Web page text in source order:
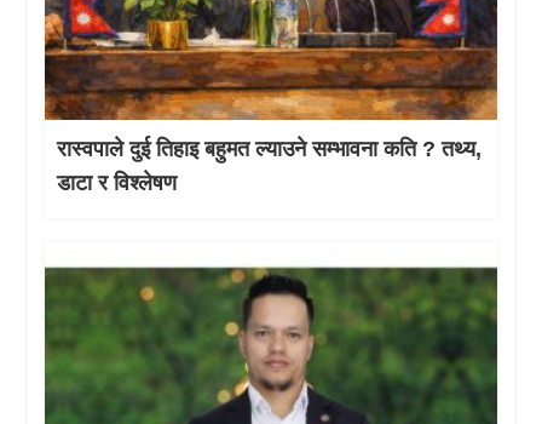
रास्वपाले दुई तिहाइ बहुमत ल्याउने सम्भावना कति ? तथ्य,
डाटा र विश्लेषण